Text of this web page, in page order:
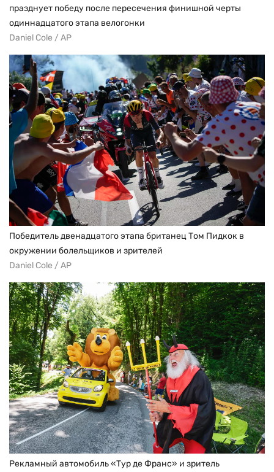
празднует победу после пересечения финишной черты
одиннадцатого этапа велогонки
Daniel Cole / AP
Победитель двенадцатого этапа британец Том Пидкок в
окружении болельщиков и зрителей
Daniel Cole / AP
Рекламный автомобиль «Тур де Франс» и зритель